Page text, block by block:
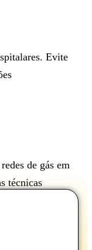
Evite
de gás em
técnicas